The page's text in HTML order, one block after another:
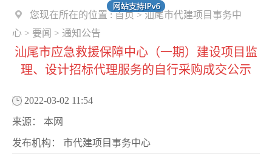
您现在所在的位置 :首页>汕尾市代建项目事务中
心 > 要闻 > 通知公告
汕尾市应急救援保障中心（一期）建设项目监
理、设计招标代理服务的自行采购成交公示
2022-03-02 11:54
来源： 本网
发布机构： 市代建项目事务中心